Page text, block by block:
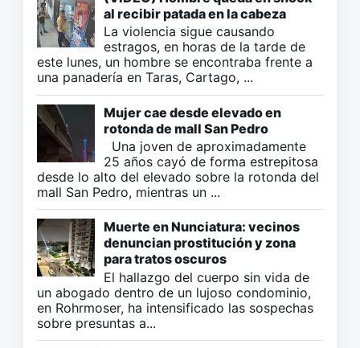
al recibir patada en la cabeza
La violencia sigue causando
estragos, en horas de la tarde de
este lunes, un hombre se encontraba frente a
una panadería en Taras, Cartago, ...
Mujer cae desde elevado en
rotonda de mall San Pedro
Una joven de aproximadamente
25 años cayó de forma estrepitosa
desde lo alto del elevado sobre la rotonda del
mall San Pedro, mientras un ...
Muerte en Nunciatura: vecinos
denuncian prostitución y zona
para tratos oscuros
El hallazgo del cuerpo sin vida de
un abogado dentro de un lujoso condominio,
en Rohrmoser, ha intensificado las sospechas
sobre presuntas a...